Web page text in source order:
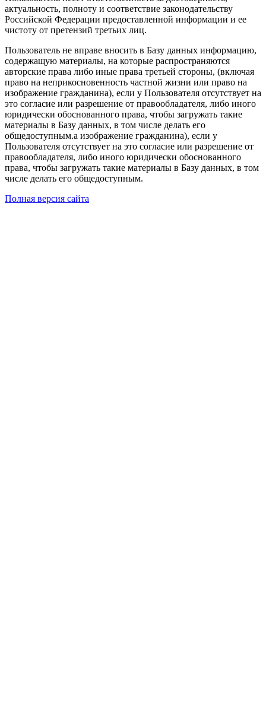
актуальность, полноту и соответствие законодательству
Российской Федерации предоставленной информации и ее
чистоту от претензий третьих лиц.
Пользователь не вправе вносить в Базу данных информацию,
содержащую материалы, на которые распространяются
авторские права либо иные права третьей стороны, (включая
право на неприкосновенность частной жизни или право на
изображение гражданина), если у Пользователя отсутствует на
это согласие или разрешение от правообладателя, либо иного
юридически обоснованного права, чтобы загружать такие
материалы в Базу данных, в том числе делать его
общедоступным.а изображение гражданина), если у
Пользователя отсутствует на это согласие или разрешение от
правообладателя, либо иного юридически обоснованного
права, чтобы загружать такие материалы в Базу данных, в том
числе делать его общедоступным.
Полная версия сайта